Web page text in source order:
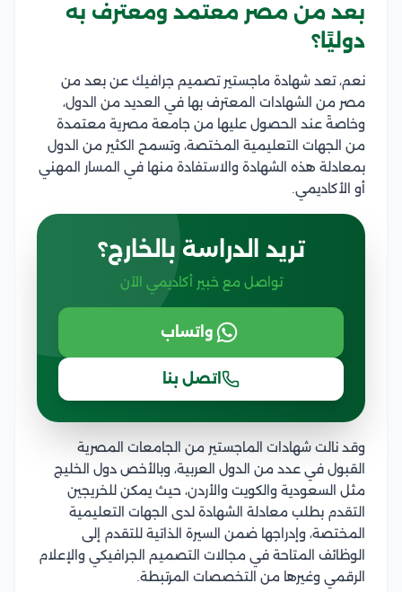
بعد من مصر معتمد ومعترف به
دوليًا؟
نعم، تعد شهادة ماجستير تصميم جرافيك عن بعد من
مصر من الشهادات المعترف بها في العديد من الدول،
وخاصةً عند الحصول عليها من جامعة مصرية معتمدة
من الجهات التعليمية المختصة، وتسمح الكثير من الدول
بمعادلة هذه الشهادة والاستفادة منها في المسار المهني
أو الأكاديمي.
تريد الدراسة بالخارج؟
تواصل مع خبير أكاديمي الآن
واتساب
اتصل بنا
وقد نالت شهادات الماجستير من الجامعات المصرية
القبول في عدد من الدول العربية، وبالأخص دول الخليج
مثل السعودية والكويت والأردن، حيث يمكن للخريجين
التقدم بطلب معادلة الشهادة لدى الجهات التعليمية
المختصة، وإدراجها ضمن السيرة الذاتية للتقدم إلى
الوظائف المتاحة في مجالات التصميم الجرافيكي والإعلام
الرقمي وغيرها من التخصصات المرتبطة.